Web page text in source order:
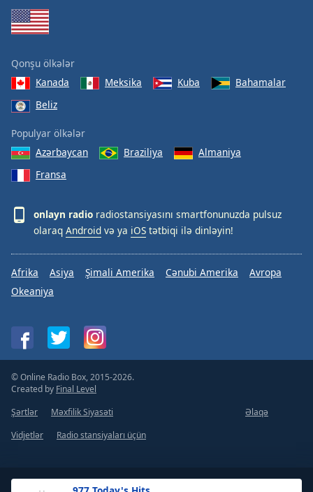
Qonşu ölkələr
Kanada
Meksika Kuba
Bahamalar
Beliz
Populyar ölkələr
Azərbaycan
Braziliya
Almaniya
Fransa
onlayn radio radiostansiyasını smartfonunuzda pulsuz
olaraq Android və ya iOS tətbiqi ilə dinləyin!
Afrika Asiya Şimali Amerika Cənubi Amerika
Avropa
Okeaniya
© Online Radio Box, 2015-2026.
Created by Final Level
Şərtlər
Məxfilik Siyasəti
Əlaqə
Vidjetlər
Radio stansiyaları üçün